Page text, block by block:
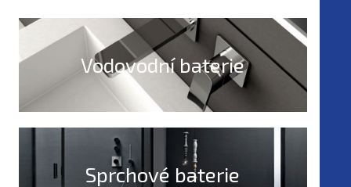
Vodovodní baterie
Sprchové baterie